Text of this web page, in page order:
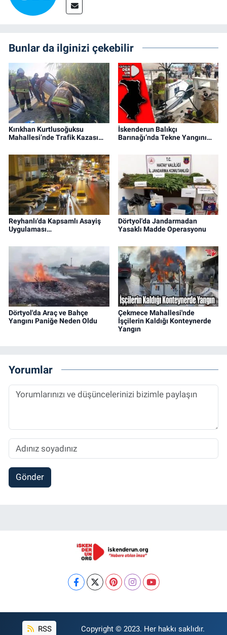
Bunlar da ilginizi çekebilir
Kırıkhan Kurtlusoğuksu
Mahallesi’nde Trafik Kazası…
İskenderun Balıkçı
Barınağı’nda Tekne Yangını…
Reyhanlı'da Kapsamlı Asayiş
Uygulaması…
Dörtyol'da Jandarmadan
Yasaklı Madde Operasyonu
Dörtyol'da Araç ve Bahçe
Yangını Paniğe Neden Oldu
Çekmece Mahallesi'nde
İşçilerin Kaldığı Konteynerde
Yangın
Yorumlar
Gönder
RSS Copyright © 2023. Her hakkı saklıdır.